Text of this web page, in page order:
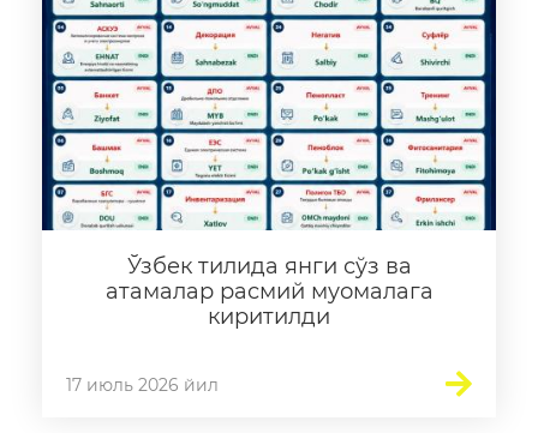
Коррупцияга оид
тарғибот материаллари
Ходимлар хатти-
ҳаракатига оид
коррупцияни олдини
олиш бўйича мурожаат
курашиш бўйича
идоравий ҳужжатлар
Ўзбек тилида янги сўз ва
атамалар расмий муомалага
киритилди
17 июль 2026 йил